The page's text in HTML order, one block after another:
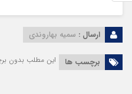
ارسال : سمیه بهاروندی
برچسب ها این مطلب بدون